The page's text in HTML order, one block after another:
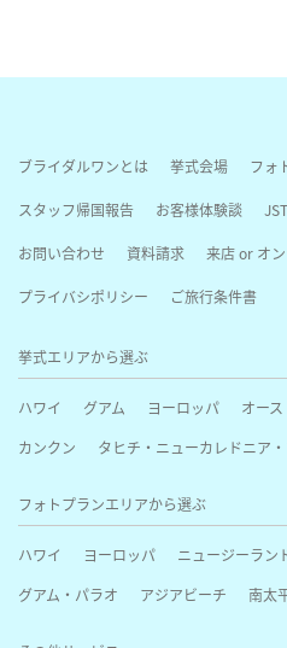
ブライダルワンとは 挙式会場 フォ
スタッフ帰国報告 お客様体験談
お問い合わせ 資料請求 来店 or オ
プライバシポリシー ご旅行条件書
挙式エリアから選ぶ
ハワイ グアム ヨーロッパ オー
カンクン
タヒチ・ニューカレドニア
フォトプランエリアから選ぶ
ハワイ ヨーロッパ ニュージーラン
グアム・パラオ
アジアビーチ 南太